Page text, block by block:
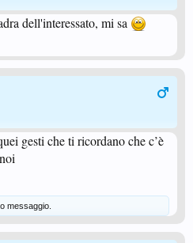
dell'interessato, mi sa
gesti che ti ricordano che c’è
messaggio.